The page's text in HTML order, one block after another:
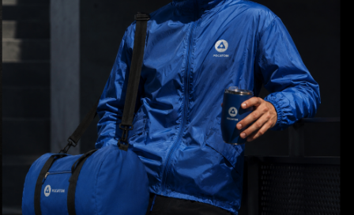
Для более премиальных проектов
применяется машинная вышивка.
Вышивка логотипа особенно
востребована при производстве
бейсболок, поло, худи, курток и
жилетов. Такой способ
брендирования формирует более
дорогой образ продукции и
подчеркивает статус компании.
Также широко используются DTF-
печать, термотрансфер и
комбинированные технологии